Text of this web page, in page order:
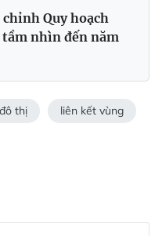
Quy hoạch
nhìn đến năm
thị liên kết vùng